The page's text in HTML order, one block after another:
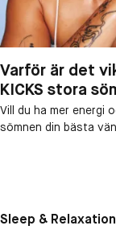
Varför är det
KICKS stora
Vill du ha mer energi
sömnen din bästa vän
Sleep & Relaxation